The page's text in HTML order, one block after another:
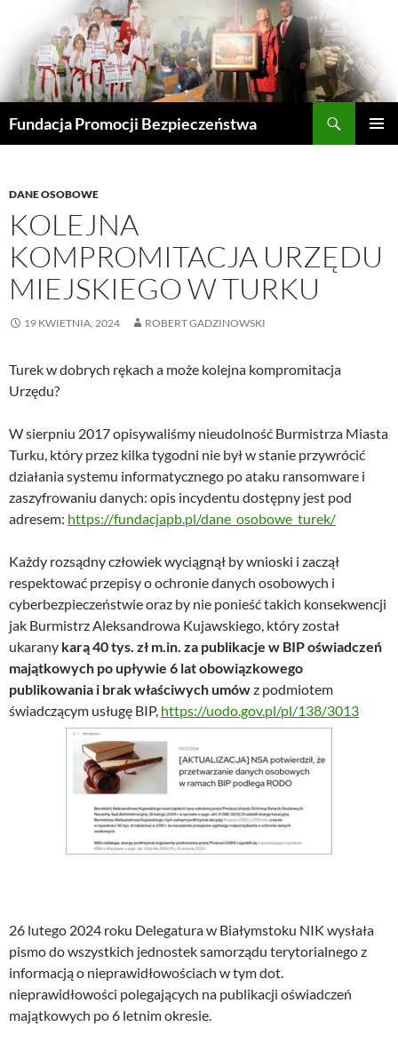
treści
Fundacja Promocji Bezpieczeństwa
DANE OSOBOWE
KOLEJNA
KOMPROMITACJA URZĘDU
MIEJSKIEGO W TURKU
19 KWIETNIA, 2024 ROBERT GADZINOWSKI
Turek w dobrych rękach a może kolejna kompromitacja
Urzędu?
W sierpniu 2017 opisywaliśmy nieudolność Burmistrza Miasta
Turku, który przez kilka tygodni nie był w stanie przywrócić
działania systemu informatycznego po ataku ransomware i
zaszyfrowaniu danych: opis incydentu dostępny jest pod
adresem: https://fundacjapb.pl/dane_osobowe_turek/
Każdy rozsądny człowiek wyciągnął by wnioski i zaczął
respektować przepisy o ochronie danych osobowych i
cyberbezpieczeństwie oraz by nie ponieść takich konsekwencji
jak Burmistrz Aleksandrowa Kujawskiego, który został
ukarany karą 40 tys. zł m.in. za publikacje w BIP oświadczeń
majątkowych po upływie 6 lat obowiązkowego
publikowania i brak właściwych umówz podmiotem
świadczącym usługę BIP, https://uodo.gov.pl/pl/138/3013
26 lutego 2024 roku Delegatura w Białymstoku NIK wysłała
pismo do wszystkich jednostek samorządu terytorialnego z
informacją o nieprawidłowościach w tym dot.
nieprawidłowości polegających na publikacji oświadczeń
majątkowych po 6 letnim okresie.